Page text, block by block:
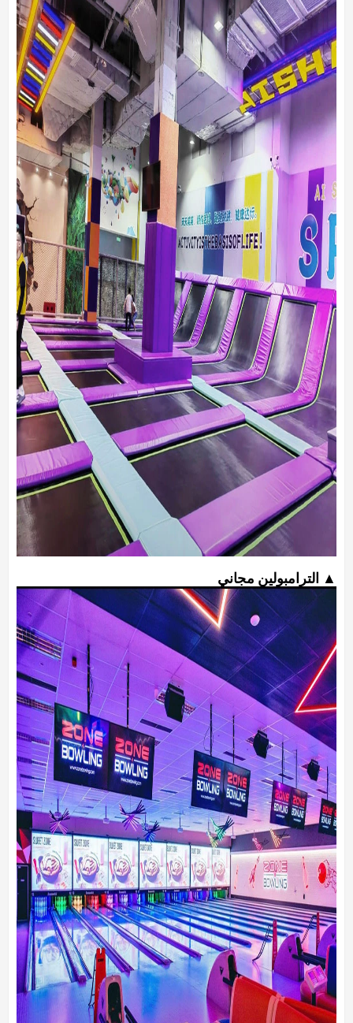
▲ الترامبولين مجاني